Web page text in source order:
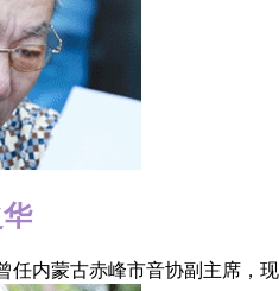
任内蒙古赤峰市音协副主席，